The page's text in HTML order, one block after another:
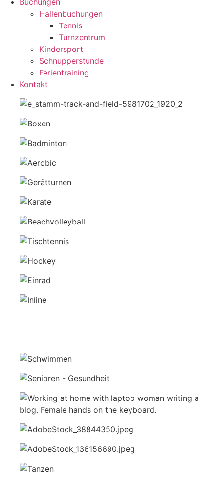
Buchungen
Hallenbuchungen
Tennis
Turnzentrum
Kindersport
Schnupperstunde
Ferientraining
Kontakt